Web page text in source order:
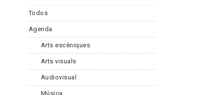
Todos
Agenda
Arts escèniques
Arts visuals
Audiovisual
Música